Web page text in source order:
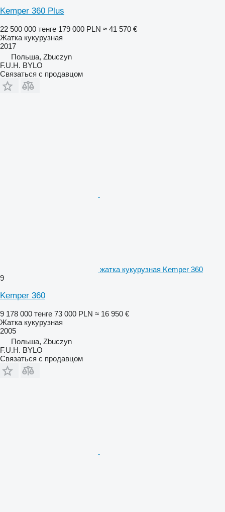
Kemper 360 Plus
22 500 000 тенге 179 000 PLN ≈ 41 570 €
Жатка кукурузная
2017
Польша, Zbuczyn
F.U.H. BYLO
Связаться с продавцом
жатка кукурузная Kemper 360
9
Kemper 360
9 178 000 тенге 73 000 PLN ≈ 16 950 €
Жатка кукурузная
2005
Польша, Zbuczyn
F.U.H. BYLO
Связаться с продавцом